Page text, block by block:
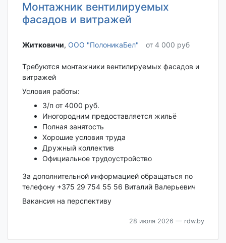
Монтажник вентилируемых
фасадов и витражей
Житковичи‎, ООО "ПолоникаБел" от 4 000 руб
Требуются монтажники вентилируемых фасадов и
витражей
Условия работы:
З/п от 4000 руб.
Иногородним предоставляется жильё
Полная занятость
Хорошие условия труда
Дружный коллектив
Официальное трудоустройство
За дополнительной информацией обращаться по
телефону +375 29 754 55 56 Виталий Валерьевич
Вакансия на перспективу
28 июля 2026 — rdw.by